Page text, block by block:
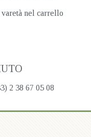
nel carrello
2 38 67 05 08